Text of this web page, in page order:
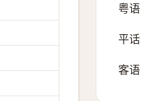
粤语
平话
客语